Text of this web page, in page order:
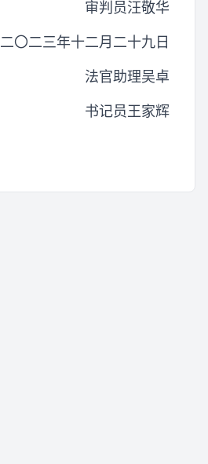
审判员汪敬华
二〇二三年十二月二十九日
法官助理吴卓
书记员王家辉